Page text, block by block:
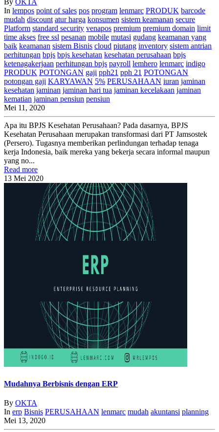
By OKTA
In lempos point of sales pos program lenmarc PRODUK barcode
mudah discount atur harga konsumen sistem keamanan secure
Platform standard security venapos premium premium domain limit
time akses free ssl pesanan mobile mutasi gudang keamanan yang
baik keamanan sistem Bisnis cloud piutang inventory sistem antrian
perhitungan bpjs bpjs kesehatan kesehatan perusahaan bpjs
ketenagakerjaan perhitungan bpjs payroll lemhero lenmarc indigo
PRODUK POTONGAN gaji pph21 pph 21 POTONGAN
potongan gaji KARYAWAN 5% PERUSAHAAN iuran jaminan
kesehatan jaminan jaminan hari tua jaminan kecelakaan jaminan
kematian jaminan pensiun pensiun
Mei 11, 2020
Apa itu BPJS Kesehatan Perusahaan? Pada dasarnya, BPJS
Kesehatan Perusahaan merupakan transformasi dari PT Jamsostek
(Persero). Tugasnya memberikan perlindungan terhadap tenaga
kerja Indonesia, baik mereka yang bekerja secara informal maupun
yang no...
Read more
13 Mei 2020
Mudahnya Berbisnis dengan ERP
By OKTA
In erp Bisnis PERUSAHAAN lenmarc mudah akuntansi planning
Mei 13, 2020